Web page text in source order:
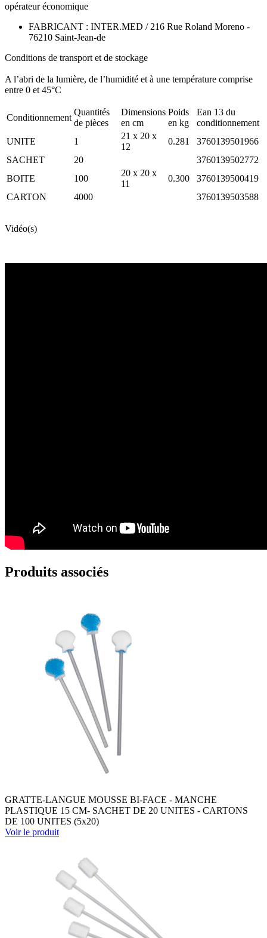
opérateur économique
FABRICANT : INTER.MED / 216 Rue Roland Moreno -
76210 Saint-Jean-de
Conditions de transport et de stockage
A l’abri de la lumière, de l’humidité et à une température comprise
entre 0 et 45°C
Conditionnement
Quantités
de pièces
Dimensions
en cm
Poids
en kg
Ean 13 du
conditionnement
UNITE
1
21 x 20 x
12
0.281
3760139501966
SACHET
20
3760139502772
BOITE
100
20 x 20 x
11
0.300
3760139500419
CARTON
4000 3760139503588
Vidéo(s)
Produits associés
GRATTE-LANGUE MOUSSE BI-FACE - MANCHE
PLASTIQUE 15 CM- SACHET DE 20 UNITES - CARTONS
DE 100 UNITES (5x20)
Voir le produit